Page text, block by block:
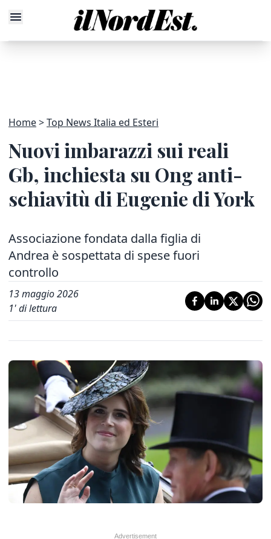
Home Top News Italia ed Esteri
Nuovi imbarazzi sui reali
Gb, inchiesta su Ong anti-
schiavitù di Eugenie di York
Associazione fondata dalla figlia di
Andrea è sospettata di spese fuori
controllo
13 maggio 2026
1' di lettura